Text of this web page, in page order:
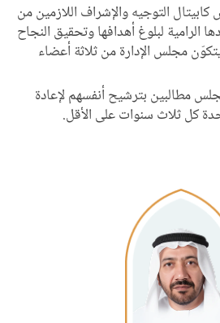
التوجيه والإشراف اللازمين من
لبلوغ أهدافها وتحقيق النجاح
مجلس الإدارة من ثلاثة أعضاء
مطالبين بترشيح أنفسهم لإعادة
كل ثلاث سنوات على الأقل.